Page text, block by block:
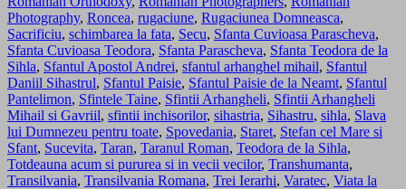
Photography, Roncea, rugaciune, Rugaciunea Domneasca,
Sacrificiu, schimbarea la fata, Secu, Sfanta Cuvioasa Parascheva,
Sfanta Cuvioasa Teodora, Sfanta Parascheva, Sfanta Teodora de la
Sihla, Sfantul Apostol Andrei, sfantul arhanghel mihail, Sfantul
Daniil Sihastrul, Sfantul Paisie, Sfantul Paisie de la Neamt, Sfantul
Pantelimon, Sfintele Taine, Sfintii Arhangheli, Sfintii Arhangheli
Mihail si Gavriil, sfintii inchisorilor, sihastria, Sihastru, sihla, Slava
lui Dumnezeu pentru toate, Spovedania, Staret, Stefan cel Mare si
Sfant, Sucevita, Taran, Taranul Roman, Teodora de la Sihla,
Totdeauna acum si pururea si in vecii vecilor, Transhumanta,
Transilvania, Transilvania Romana, Trei Ierarhi, Varatec, Viata la